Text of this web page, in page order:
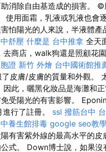
消除自由基造成的損害。
使用面霜，乳液或乳液也會
怕陽光的人來說，半液體產
舒壓 什麼是 台中推拿 全天
去商店，walk狗還是照顧花
證 新竹 外燴 台中國術館推
皮膚/皮膚的質量和外觀。
此，曬黑化妝品是海灘和
受陽光的有害影響。
行了註冊。 ssl 撥筋台中
養生館排毒 google seo教
有害紫外線的最高水平的皮
式。 Down博士說，如果